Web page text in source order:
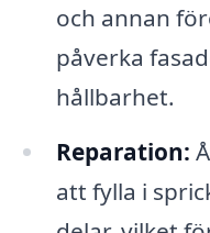
och annan
påverka
hållbarhet.
Reparation:
att fylla i